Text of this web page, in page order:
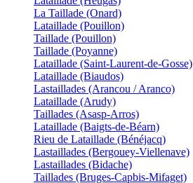
La Taillade (Onard)
Lataillade (Pouillon)
Taillade (Pouillon)
Taillade (Poyanne)
Lataillade (Saint-Laurent-de-Gosse)
Lataillade (Biaudos)
Lastaillades (Arancou / Aranco)
Lataillade (Arudy)
Taillades (Asasp-Arros)
Lataillade (Baigts-de-Béarn)
Rieu de Lataillade (Bénéjacq)
Lastaillades (Bergouey-Viellenave)
Lastaillades (Bidache)
Taillades (Bruges-Capbis-Mifaget)